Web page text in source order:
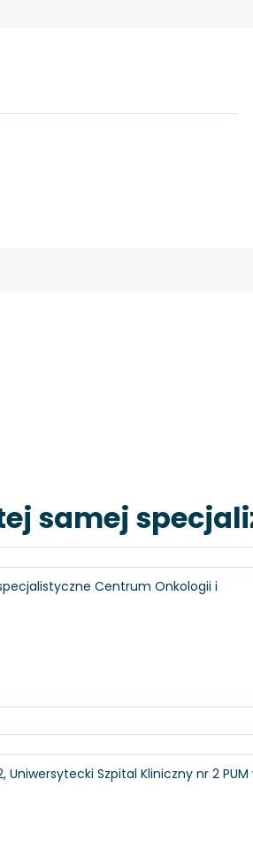
samej
Centrum Onkologii i
Szpital Kliniczny nr 2 PUM